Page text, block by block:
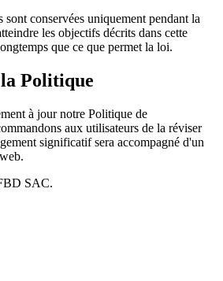
sont conservées uniquement pendant la
les objectifs décrits dans cette
que ce que permet la loi.
Politique
à jour notre Politique de
aux utilisateurs de la réviser
significatif sera accompagné d'un
SAC.